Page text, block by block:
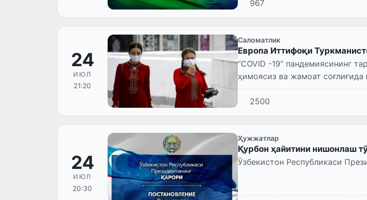
967
24
ИЮЛ
21:20
Саломатлик
Европа Иттифоқи
“COVID -19” пандемиясининг
ҳимоясиз ва жамоат соғлиғида
бўлишни қайта кўр...
2500
24
ИЮЛ
20:30
Ҳужжатлар
Қурбон ҳайитини нишонлаш
Ўзбекистон Республикаси